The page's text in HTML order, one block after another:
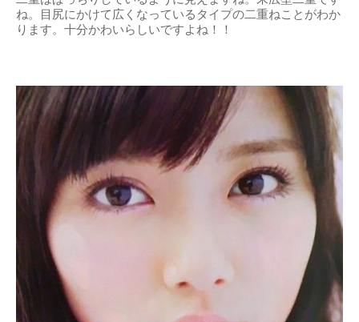
ね。目尻にかけて広くなっているタイプの二重ねことがわか
ります。十分かわいらしいですよね！！